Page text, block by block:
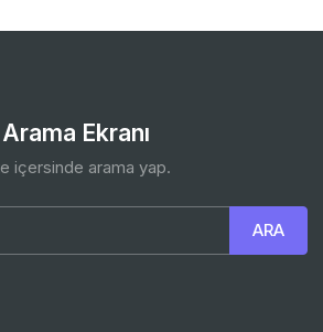
Arama Ekranı
içersinde arama yap.